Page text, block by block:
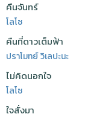
คืนจันทร์
โลโซ
คืนที่ดาวเต็มฟ้า
ปราโมทย์ วิเลปะนะ
ไม่คิดนอกใจ
โลโซ
ใจสั่งมา